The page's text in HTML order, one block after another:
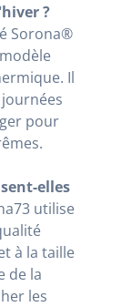
?
Sorona®
Il
pour
elles
utilise
à la taille
de la
les